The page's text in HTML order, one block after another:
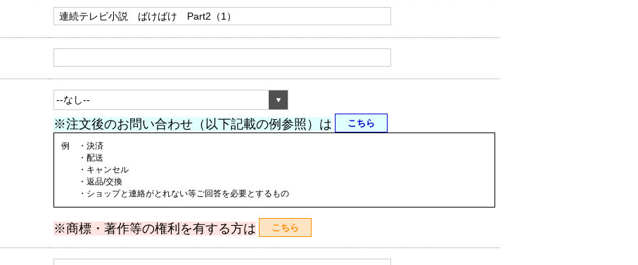
※注文後のお問い合わせ（以下記載の例参照）は こちら
例 ・決済
・配送
・キャンセル
・返品/交換
・ショップと連絡がとれない等ご回答を必要とするもの
※商標・著作等の権利を有する方は こちら